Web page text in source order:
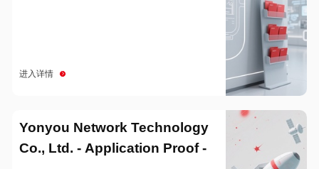
进入详情
Yonyou Network Technology
Co., Ltd. - Application Proof -